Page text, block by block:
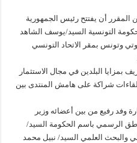
المقرر أن يفتتح رئيس الجمهورية
التونسية السيد/يوسف الشاهد
وتونس بمقر الاتحاد التونسي
بمزايا البلدين في مجال الاستثمار
لقاءات شراكة على هامش المنتدى بين
وفد رفيع من بين أعضائه وزير
الرسمي باسم الحكومة السيد/
والبحث العلمي السيد/ نبيل محمد